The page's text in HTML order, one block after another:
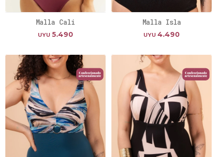
Malla Cali
UYU 5.490
Malla Isla
UYU 4.490